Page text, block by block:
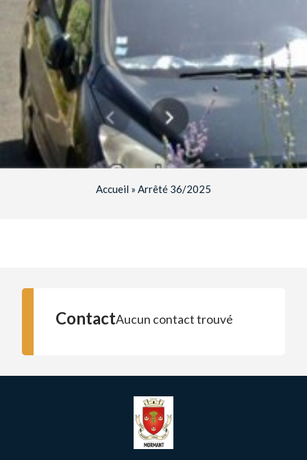
Accueil » Arrêté 36/2025
ContactAucun contact trouvé